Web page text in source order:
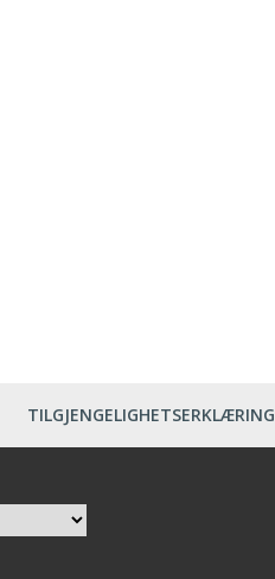
TILGJENGELIGHETSERKLÆRING